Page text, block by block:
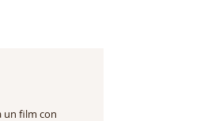
un film con